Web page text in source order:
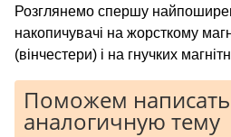
Розглянемо спершу
накопичувачі на жорсткому
(вінчестери) і на гнучких
Поможем
аналогичную тему